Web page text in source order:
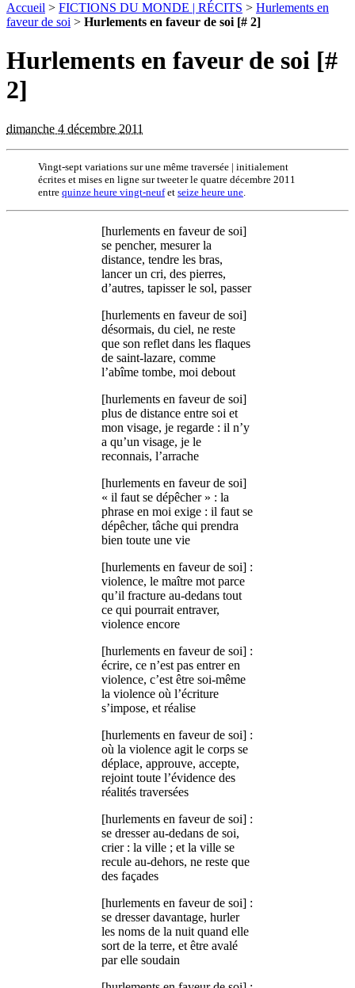
Accueil > FICTIONS DU MONDE | RÉCITS > Hurlements en
faveur de soi > Hurlements en faveur de soi [# 2]
Hurlements en faveur de soi [#
2]
dimanche 4 décembre 2011
Vingt-sept variations sur une même traversée | initialement
écrites et mises en ligne sur tweeter le quatre décembre 2011
entre quinze heure vingt-neufet seize heure une.
[hurlements en faveur de soi]
se pencher, mesurer la
distance, tendre les bras,
lancer un cri, des pierres,
d’autres, tapisser le sol, passer
[hurlements en faveur de soi]
désormais, du ciel, ne reste
que son reflet dans les flaques
de saint-lazare, comme
l’abîme tombe, moi debout
[hurlements en faveur de soi]
plus de distance entre soi et
mon visage, je regarde : il n’y
a qu’un visage, je le
reconnais, l’arrache
[hurlements en faveur de soi]
« il faut se dépêcher » : la
phrase en moi exige : il faut se
dépêcher, tâche qui prendra
bien toute une vie
[hurlements en faveur de soi] :
violence, le maître mot parce
qu’il fracture au-dedans tout
ce qui pourrait entraver,
violence encore
[hurlements en faveur de soi] :
écrire, ce n’est pas entrer en
violence, c’est être soi-même
la violence où l’écriture
s’impose, et réalise
[hurlements en faveur de soi] :
où la violence agit le corps se
déplace, approuve, accepte,
rejoint toute l’évidence des
réalités traversées
[hurlements en faveur de soi] :
se dresser au-dedans de soi,
crier : la ville ; et la ville se
recule au-dehors, ne reste que
des façades
[hurlements en faveur de soi] :
se dresser davantage, hurler
les noms de la nuit quand elle
sort de la terre, et être avalé
par elle soudain